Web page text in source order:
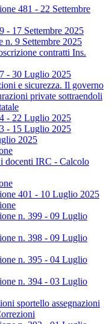
481 - 22 Settembre
- 17 Settembre 2025
n. 9 Settembre 2025
contratti Ins.
- 30 Luglio 2025
e sicurezza. Il governo
private sottraendoli
- 22 Luglio 2025
- 15 Luglio 2025
2025
docenti IRC - Calcolo
401 - 10 Luglio 2025
n. 399 - 09 Luglio
n. 398 - 09 Luglio
n. 395 - 04 Luglio
n. 394 - 03 Luglio
sportello assegnazioni